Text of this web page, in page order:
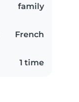
family
French
1 time